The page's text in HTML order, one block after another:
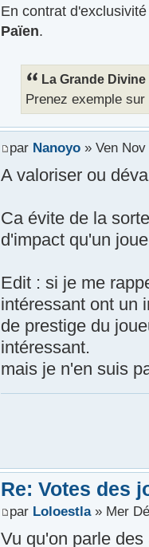
En contrat
Païen.
La Grande
Prenez exemple
par Nanoyo» Ven Nov
A valoriser ou
Ca évite de la
d'impact qu'un
Edit : si je me
intéressant ont un
de prestige du
intéressant.
mais je n'en suis
Re: Votes des
par Loloestla» Mer
Vu qu'on parle des